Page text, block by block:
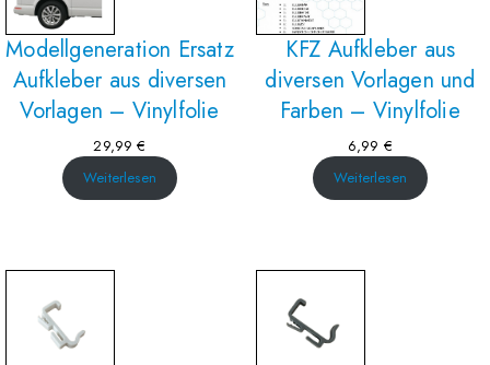
Modellgeneration Ersatz
Aufkleber aus diversen
Vorlagen – Vinylfolie
29,99€
Weiterlesen
KFZ Aufkleber aus
diversen Vorlagen und
Farben – Vinylfolie
6,99 €
Weiterlesen